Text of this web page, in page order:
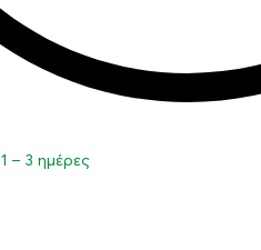
1 – 3 ημέρες